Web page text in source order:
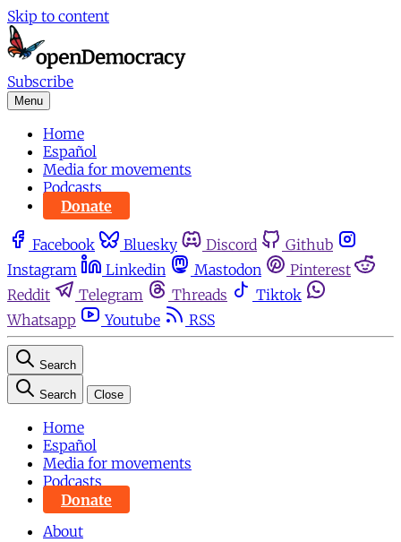
Skip to content
Subscribe
Menu
Home
Español
Media for movements
Podcasts
Donate
Facebook Bluesky Discord
Github
Instagram
Linkedin Mastodon
Pinterest
Reddit
Telegram Threads
Tiktok
Whatsapp
Youtube RSS
Search
Search Close
Home
Español
Media for movements
Podcasts
Donate
About